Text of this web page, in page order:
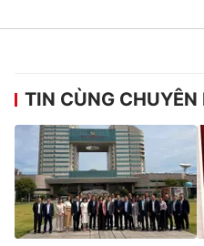
TIN CÙNG CHUYÊN